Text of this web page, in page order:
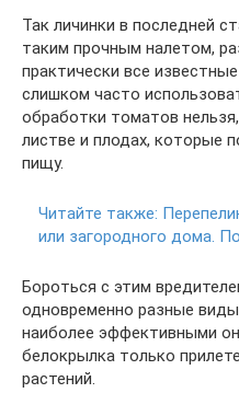
Так личинки в последней
таким прочным налетом,
практически все
слишком часто
обработки томатов
листве и плодах, которые
пищу.
Читайте также:
или загородного дома.
Бороться с этим
одновременно разные
наиболее эффективными
белокрылка только
растений.